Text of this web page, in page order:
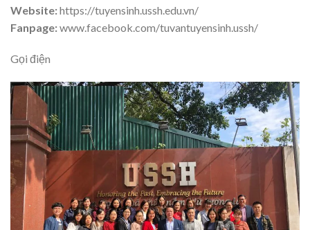
Website:https://tuyensinh.ussh.edu.vn/
Fanpage:www.facebook.com/tuvantuyensinh.ussh/
Gọi điện